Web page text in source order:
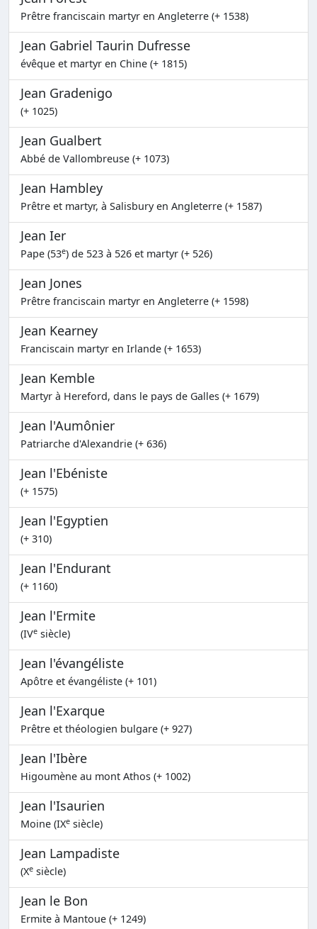
Prêtre franciscain martyr en Angleterre (+ 1538)
Jean Gabriel Taurin Dufresse
évêque et martyr en Chine (+ 1815)
Jean Gradenigo
(+ 1025)
Jean Gualbert
Abbé de Vallombreuse (+ 1073)
Jean Hambley
Prêtre et martyr, à Salisbury en Angleterre (+ 1587)
Jean Ier
Pape (53e) de 523 à 526 et martyr (+ 526)
Jean Jones
Prêtre franciscain martyr en Angleterre (+ 1598)
Jean Kearney
Franciscain martyr en Irlande (+ 1653)
Jean Kemble
Martyr à Hereford, dans le pays de Galles (+ 1679)
Jean l'Aumônier
Patriarche d'Alexandrie (+ 636)
Jean l'Ebéniste
(+ 1575)
Jean l'Egyptien
(+ 310)
Jean l'Endurant
(+ 1160)
Jean l'Ermite
(IVe siècle)
Jean l'évangéliste
Apôtre et évangéliste (+ 101)
Jean l'Exarque
Prêtre et théologien bulgare (+ 927)
Jean l'Ibère
Higoumène au mont Athos (+ 1002)
Jean l'Isaurien
Moine (IXe siècle)
Jean Lampadiste
(Xe siècle)
Jean le Bon
Ermite à Mantoue (+ 1249)